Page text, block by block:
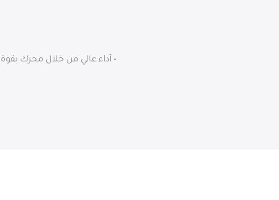
• أداء عالي من خلال محرك بقوة 1000 وات • وعاء PC مقاوم للكسر سعة 2 لتر • تحكم في السرعة وإمكانية التشغيل اللحظي • وظيفة جرش الثلج • سهل التنظيف